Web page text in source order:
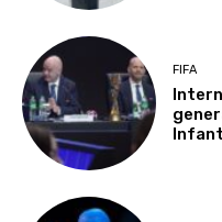
FIFA